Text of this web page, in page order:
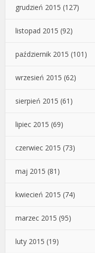
grudzień 2015 (127)
listopad 2015 (92)
październik 2015 (101)
wrzesień 2015 (62)
sierpień 2015 (61)
lipiec 2015 (69)
czerwiec 2015 (73)
maj 2015 (81)
kwiecień 2015 (74)
marzec 2015 (95)
luty 2015 (19)